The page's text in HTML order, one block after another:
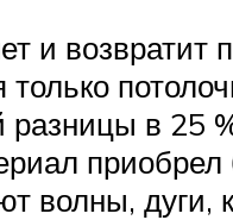
и возвратит
в 25
волны,